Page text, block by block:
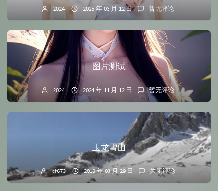
2024 2025 年 03 月 12 日 暂无评论
图片测试
2024 2024 年 11 月 12 日 暂无评论
玉龙雪山
cf673 2018 年 03 月 29 日 关闭评论